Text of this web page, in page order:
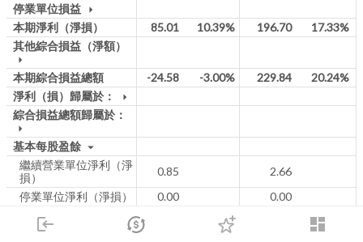
login dashboard
市場 登入
停業單位損益 arrow_drop_down
本期淨利（淨損） 85.01 10.39% 196.70
17.33%
其他綜合損益（淨額）
arrow_drop_down
本期綜合損益總額 -24.58 -3.00% 229.84
20.24%
淨利（損）歸屬於：
arrow_drop_down
綜合損益總額歸屬於：
arrow_drop_down
基本每股盈餘 arrow_drop_down
繼續營業單位淨利（淨
損）
0.85
2.66
停業單位淨利（淨損）
0.00
0.00
基本每股盈餘合計
稀釋每股盈餘